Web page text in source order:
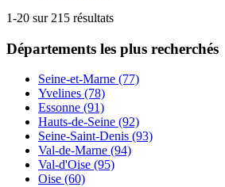
1-20 sur 215 résultats
Départements les plus recherchés
Seine-et-Marne (77)
Yvelines (78)
Essonne (91)
Hauts-de-Seine (92)
Seine-Saint-Denis (93)
Val-de-Marne (94)
Val-d'Oise (95)
Oise (60)